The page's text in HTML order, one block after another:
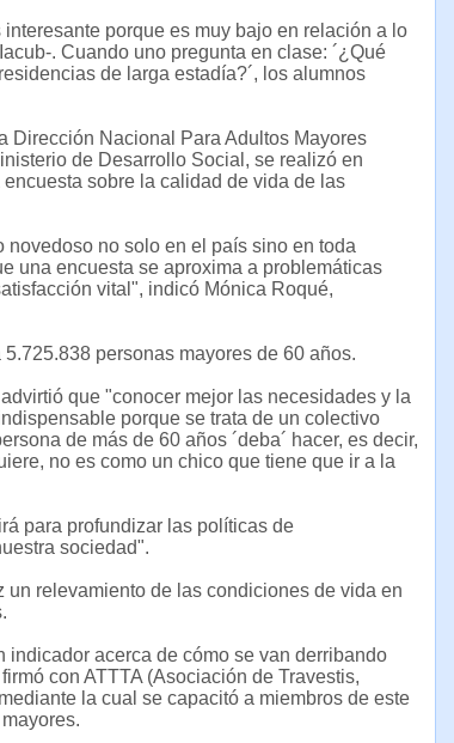
porque es muy bajo en relación a lo
. Cuando uno pregunta en clase: ´¿Qué
de larga estadía?´, los alumnos
Dirección Nacional Para Adultos Mayores
de Desarrollo Social, se realizó en
sobre la calidad de vida de las
no solo en el país sino en toda
una encuesta se aproxima a problemáticas
vital", indicó Mónica Roqué,
personas mayores de 60 años.
que "conocer mejor las necesidades y la
porque se trata de un colectivo
de más de 60 años ´deba´ hacer, es decir,
no es como un chico que tiene que ir a la
para profundizar las políticas de
sociedad".
relevamiento de las condiciones de vida en
indicador acerca de cómo se van derribando
con ATTTA (Asociación de Travestis,
la cual se capacitó a miembros de este